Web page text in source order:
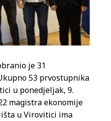
je 31
53 prvostupnika
u ponedjeljak, 9.
magistra ekonomije
u Virovitici ima